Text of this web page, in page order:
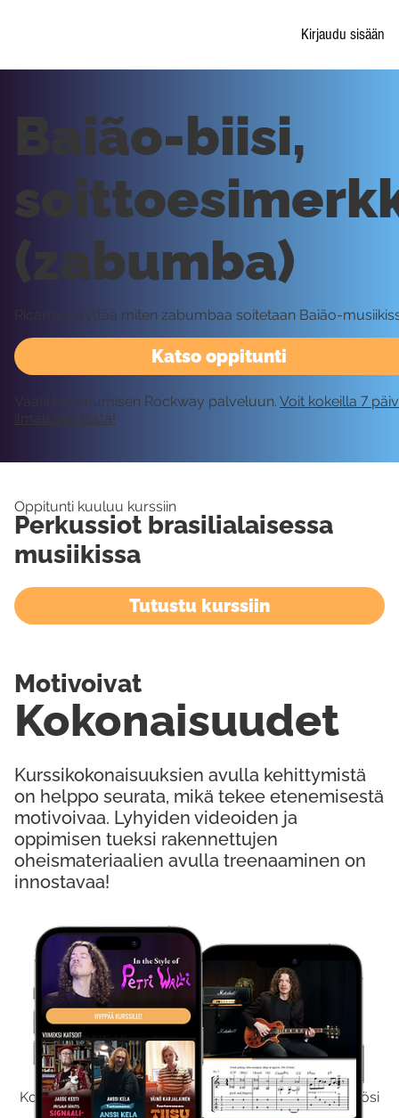
Kirjaudu sisään
Kokeile Ilmaiseksi
Kokeilemalla ilmaiseksi saat koko sisältömme käyttöösi
Katso oppitunti
Baião-biisi,
(zabumba)
Ricardo näyttää miten zabumbaa soitetaan Baião-
Vaatii kirjautumisen Rockway palveluun. Voit kokeilla 7
ilmaiseksi tästä!
Oppitunti kuuluu kurssiin
Perkussiot brasilialaisessa
musiikissa
Tutustu kurssiin
Kurssikokonaisuuksien avulla kehittymistä
on helppo seurata, mikä tekee etenemisestä
motivoivaa. Lyhyiden videoiden ja
oppimisen tueksi rakennettujen
oheismateriaalien avulla treenaaminen on
innostavaa!
Kokonaisuudet
Motivoivat